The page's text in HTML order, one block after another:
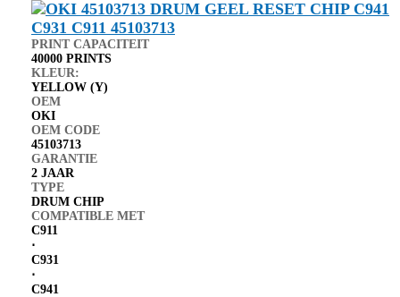
PRINT CAPACITEIT
40000 PRINTS
KLEUR:
YELLOW (Y)
OEM
OKI
OEM CODE
45103713
GARANTIE
2 JAAR
TYPE
DRUM CHIP
COMPATIBLE MET
C911
⋅
C931
⋅
C941